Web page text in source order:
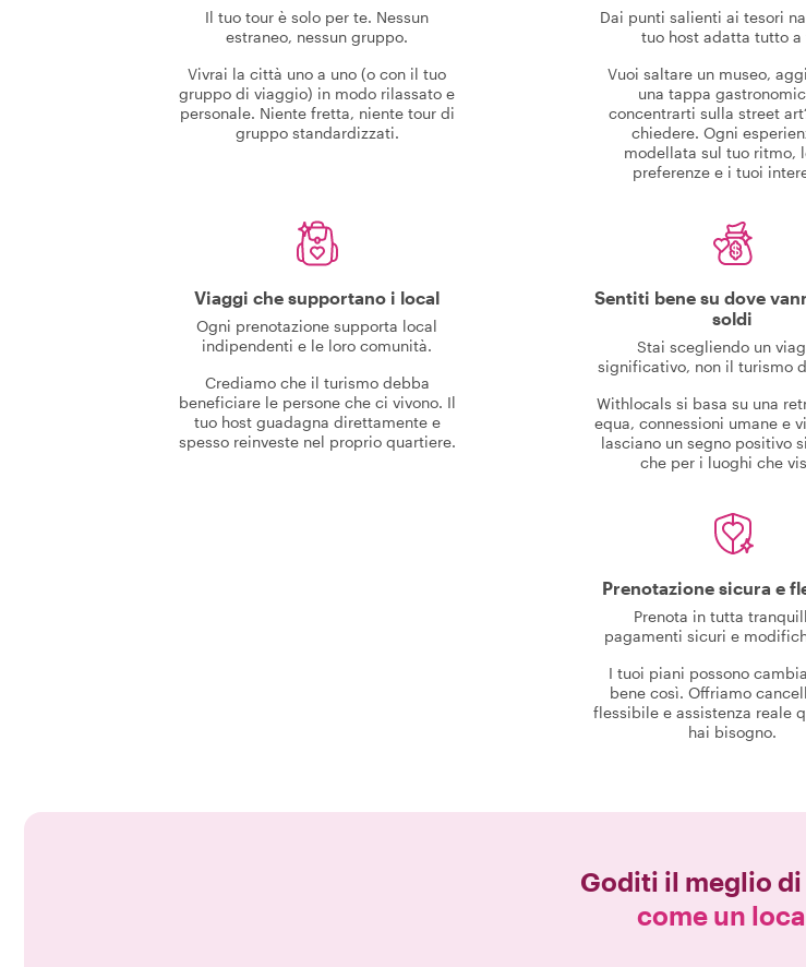
Il tuo tour è solo per te. Nessun
estraneo, nessun gruppo.
Vivrai la città uno a uno (o con il tuo
gruppo di viaggio) in modo rilassato e
personale. Niente fretta, niente tour di
gruppo standardizzati.
Dai punti salienti ai tesori
tuo host adatta tutto a
Vuoi saltare un museo,
una tappa
concentrarti sulla street
chiedere. Ogni
modellata sul tuo ritmo,
preferenze e i tuoi
Viaggi che supportano i local
Ogni prenotazione supporta local
indipendenti e le loro comunità.
Crediamo che il turismo debba
beneficiare le persone che ci vivono. Il
tuo host guadagna direttamente e
spesso reinveste nel proprio quartiere.
Sentiti bene su dove
soldi
Stai scegliendo un
significativo, non il turismo
Withlocals si basa su una
equa, connessioni umane e
lasciano un segno positivo
che per i luoghi che
Prenotazione sicura e
Prenota in tutta
pagamenti sicuri e
I tuoi piani possono
bene così. Offriamo
flessibile e assistenza reale
hai bisogno.
Goditi il meglio di
come un